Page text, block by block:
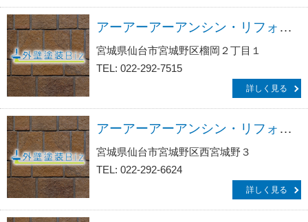
アーアーアーアンシン・リフォームサービス生活救急車ＪＢＲ／出張エリア・宮城野区・仙台駅前・榴岡・榴ヶ岡駅前・宮城野・小田原・清水沼・幸町受付
宮城県仙台市宮城野区榴岡２丁目１
TEL: 022-292-7515
詳しく見る
アーアーアーアンシン・リフォームサービス生活救急車ＪＢＲ／出張エリア・宮城野区・宮城野区役所前・高砂受付
宮城県仙台市宮城野区西宮城野３
TEL: 022-292-6624
詳しく見る